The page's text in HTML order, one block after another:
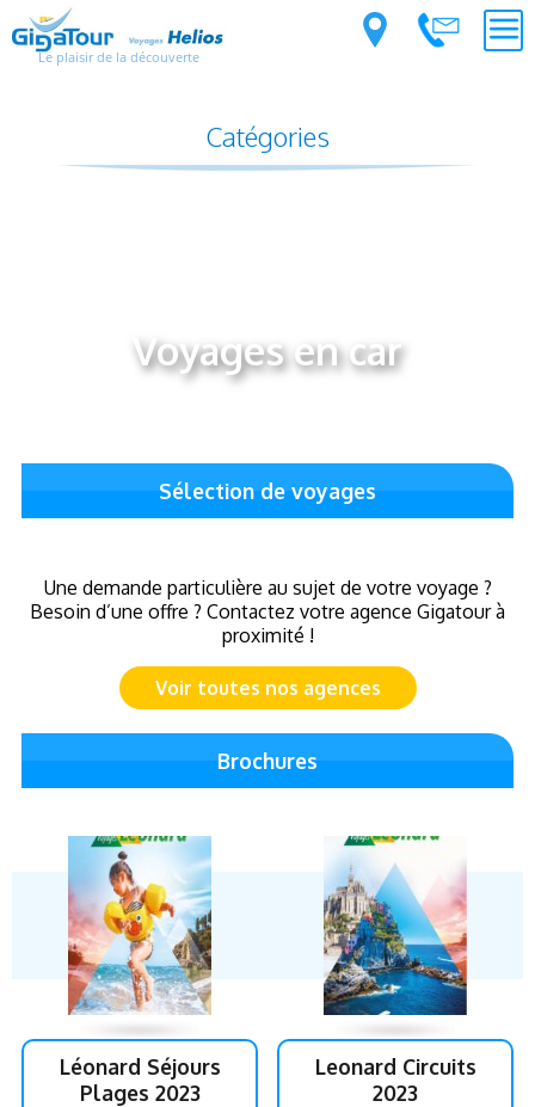
Le plaisir de la découverte
Catégories
Voyages en car
Sélection de voyages
Une demande particulière au sujet de votre voyage ?
Besoin d’une offre ? Contactez votre agence Gigatour à
proximité !
Voir toutes nos agences
Brochures
Léonard Séjours
Plages 2023
Leonard Circuits
2023